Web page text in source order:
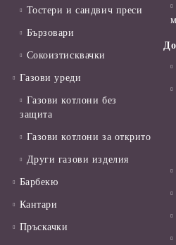
Тостери и сандвич преси
Бързовари
Сокоизтисквачки
Газови уреди
Газови котлони без
защита
Газови котлони за открито
Други газови изделия
Барбекю
Кантари
Пръскачки